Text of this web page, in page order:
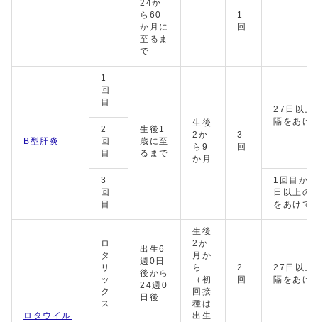
24か
ら60
か月に
至るま
で
1
回
B型肝炎
1
回
目
生後1
歳に至
るまで
生後
2か
ら9
か月
3
回
27日以上
隔をあけ
2
回
目
3
回
目
1回目か
日以上の
をあけて
ロタウイル
ロ
タ
リ
ッ
ク
ス
出生6
週0日
後から
24週0
日後
生後
2か
月か
ら
（初
回接
種は
出生
2
回
27日以上
隔をあけ